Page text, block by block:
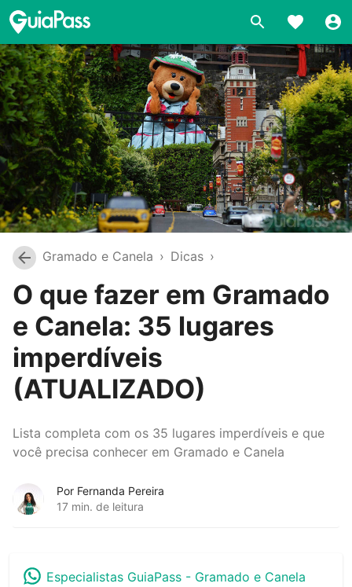
Gramado e Canela › Dicas ›
O que fazer em Gramado
e Canela: 35 lugares
imperdíveis
(ATUALIZADO)
Lista completa com os 35 lugares imperdíveis e que
você precisa conhecer em Gramado e Canela
Por Fernanda Pereira
17 min. de leitura
Especialistas GuiaPass - Gramado e Canela